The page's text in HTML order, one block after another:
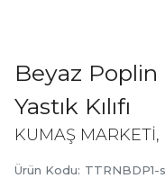
Beyaz
Yastık Kılıfı
KUMAŞ MARKETİ,
Ürün Kodu: TTRNBDP1-